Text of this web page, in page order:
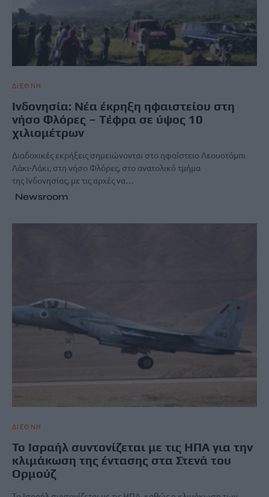
ΔΙΕΘΝΗ
Ινδονησία: Νέα έκρηξη ηφαιστείου στη
νήσο Φλόρες – Tέφρα σε ύψος 10
χιλιομέτρων
Διαδοχικές εκρήξεις σημειώνονται στο ηφαίστειο Λεουοτόμπι
Λάκι-Λάκι, στη νήσο Φλόρες, στο ανατολικό τμήμα
της Ινδονησίας, με τις αρχές να…
Newsroom
ΔΙΕΘΝΗ
Το Ισραήλ συντονίζεται με τις ΗΠΑ για την
κλιμάκωση της έντασης στα Στενά του
Ορμούζ